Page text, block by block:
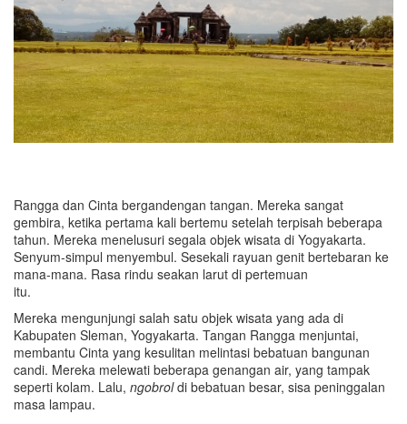
Rangga dan Cinta bergandengan tangan. Mereka sangat
gembira, ketika pertama kali bertemu setelah terpisah beberapa
tahun. Mereka menelusuri segala objek wisata di Yogyakarta.
Senyum-simpul menyembul. Sesekali rayuan genit bertebaran ke
mana-mana. Rasa rindu seakan larut di pertemuan
itu.
Mereka mengunjungi salah satu objek wisata yang ada di
Kabupaten Sleman, Yogyakarta. Tangan Rangga menjuntai,
membantu Cinta yang kesulitan melintasi bebatuan bangunan
candi. Mereka melewati beberapa genangan air, yang tampak
seperti kolam. Lalu, ngobroldi bebatuan besar, sisa peninggalan
masa lampau.